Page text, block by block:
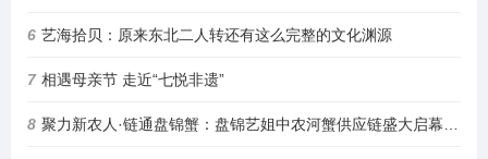
6 艺海拾贝：原来东北二人转还有这么完整的文化渊源
7 相遇母亲节 走近“七悦非遗”
8 聚力新农人·链通盘锦蟹：盘锦艺姐中农河蟹供应链盛大启幕，绘就乡村振兴新图景